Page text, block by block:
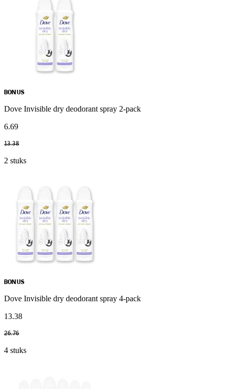
BONUS
Dove Invisible dry deodorant spray 2-pack
6.69
13.38
2 stuks
BONUS
Dove Invisible dry deodorant spray 4-pack
13.38
26.76
4 stuks